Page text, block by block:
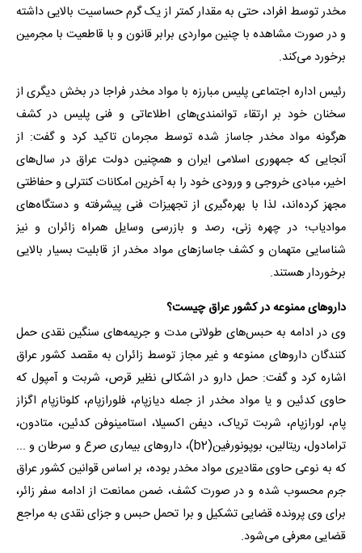
مخدر توسط افراد، حتی به مقدار کمتر از یک گرم حساسیت بالایی داشته
و در صورت مشاهده با چنین مواردی برابر قانون و با قاطعیت با مجرمین
برخورد می‌کند.
رئیس اداره اجتماعی پلیس مبارزه با مواد مخدر فراجا در بخش دیگری از
سخنان خود بر ارتقاء توانمندی‌های اطلاعاتی و فنی پلیس در کشف
هرگونه مواد مخدر جاساز شده توسط مجرمان تاکید کرد و گفت: از
آنجایی که جمهوری اسلامی ایران و همچنین دولت عراق در سال‌های
اخیر، مبادی خروجی و ورودی خود را به آخرین امکانات کنترلی و حفاظتی
مجهز کرده‌اند، لذا با بهره‌گیری از تجهیزات فنی پیشرفته و دستگاه‌های
موادیاب؛ در چهره زنی، رصد و بازرسی وسایل همراه زائران و نیز
شناسایی متهمان و کشف جاسازهای مواد مخدر از قابلیت بسیار بالایی
برخوردار هستند.
داروهای ممنوعه در کشور عراق چیست؟
وی در ادامه به حبس‌های طولانی مدت و جریمه‌های سنگین نقدی حمل
کنندگان داروهای ممنوعه و غیر مجاز توسط زائران به مقصد کشور عراق
اشاره کرد و گفت: حمل دارو در اشکالی نظیر قرص، شربت و آمپول که
حاوی کدئین و یا مواد مخدر از جمله دیازپام، فلورازپام، کلونازپام اگزاز
پام، لورازپام، شربت تریاک، دیفن اکسیلا، استامینوفن کدئین، متادون،
ترامادول، ریتالین، بوپونورفین(b2)، داروهای بیماری صرع و سرطان و ...
که به نوعی حاوی مقادیری مواد مخدر بوده، بر اساس قوانین کشور عراق
جرم محسوب شده و در صورت کشف، ضمن ممانعت از ادامه سفر زائر،
برای وی پرونده قضایی تشکیل و برا تحمل حبس و جزای نقدی به مراجع
قضایی معرفی می‌شود.